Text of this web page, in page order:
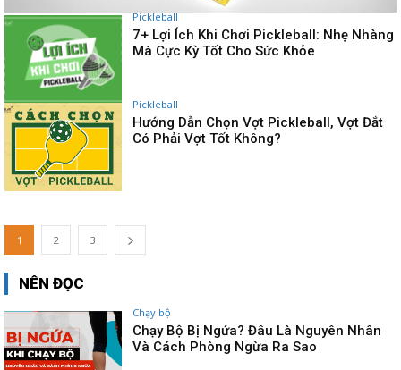
Pickleball
7+ Lợi Ích Khi Chơi Pickleball: Nhẹ Nhàng
Mà Cực Kỳ Tốt Cho Sức Khỏe
Pickleball
Hướng Dẫn Chọn Vợt Pickleball, Vợt Đắt
Có Phải Vợt Tốt Không?
1 2 3
NÊN ĐỌC
Chạy bộ
Chạy Bộ Bị Ngứa? Đâu Là Nguyên Nhân
Và Cách Phòng Ngừa Ra Sao